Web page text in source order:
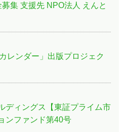
集 支援先 NPO法人 えんと
レンダー」出版プロジェク
ディングス【東証プライム市
ンファンド第40号